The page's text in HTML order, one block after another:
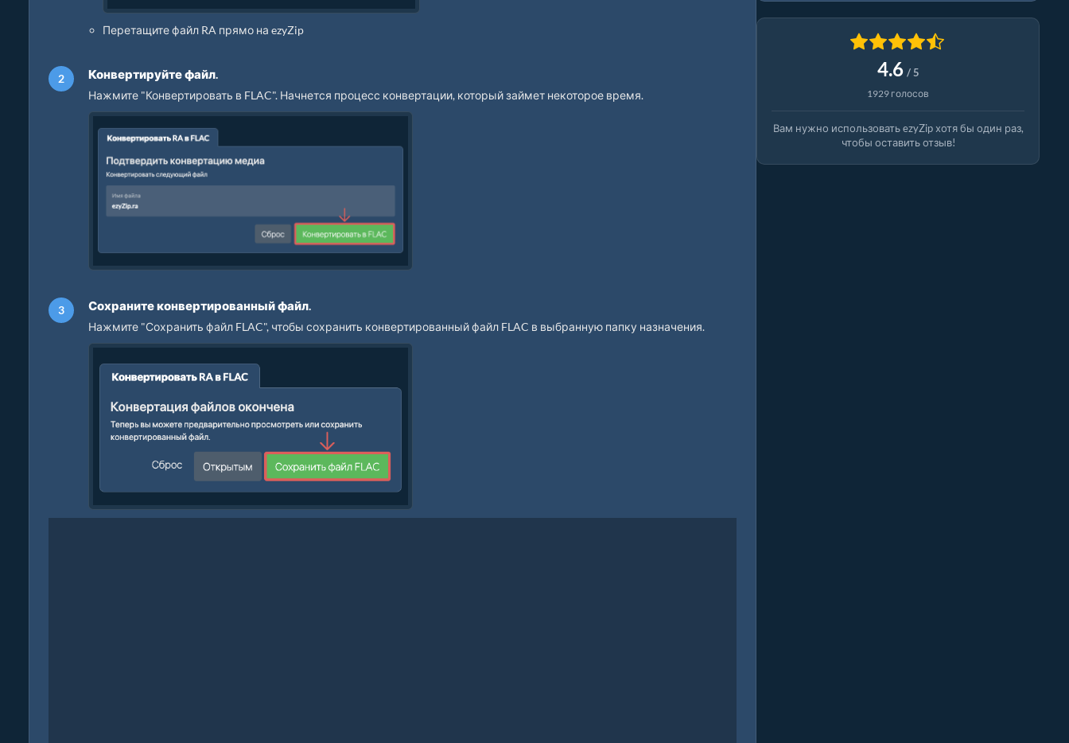
Перетащите файл RA прямо на ezyZip
Конвертируйте файл.
Нажмите "Конвертировать в FLAC". Начнется процесс конвертации, который займет некоторое время.
Сохраните конвертированный файл.
Нажмите "Сохранить файл FLAC", чтобы сохранить конвертированный файл FLAC в выбранную папку назначения.
4.6 / 5
1929 голосов
Вам нужно использовать ezyZip хотя бы один раз,
чтобы оставить отзыв!